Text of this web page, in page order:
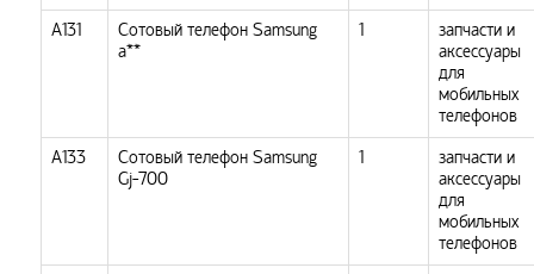
А131
Сотовый телефон Samsung
a**
1
запчасти и
аксессуары
для
мобильных
телефонов
А133
Сотовый телефон Samsung
Gj-700
1
запчасти и
аксессуары
для
мобильных
телефонов